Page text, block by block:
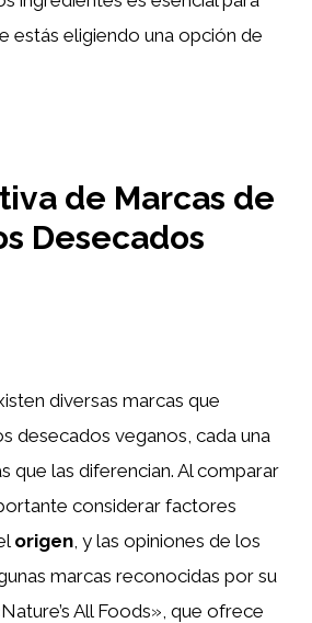
estás eligiendo una opción de
de Marcas de
Desecados
diversas marcas que
desecados veganos, cada una
que las diferencian. Al comparar
considerar factores
origen , y las opiniones de los
marcas reconocidas por su
All Foods», que ofrece